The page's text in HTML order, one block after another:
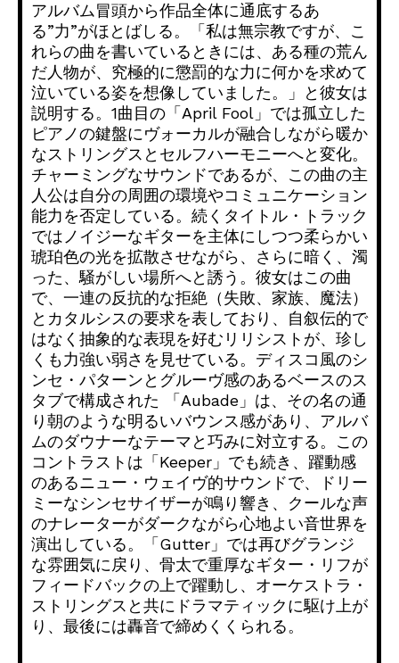
アルバム冒頭から作品全体に通底するあ
る”力”がほとばしる。「 私は無宗教ですが、こ
れらの曲を書いているときには、 ある種の荒ん
だ人物が、 究極的に懲罰的な力に何かを求めて
泣いている姿を想像していました。」と彼女は
説明する。1曲目の「April Fool」 では孤立した
ピアノの鍵盤にヴォーカルが融合しながら暖か
なスト リングスとセルフハーモニーへと変化。
チャーミングなサウンドであるが、 この曲の主
人公は自分の周囲の環境やコミュニケーション
能力を否定している。続くタイトル・
トラック
ではノイジーなギターを主体にしつつ柔らかい
琥珀色の光を拡散させながら、さらに暗く、濁
った、騒がしい場所へと誘う。 彼女はこの曲
で、一連の反抗的な拒絶（失敗、家族、魔法）
とカタルシスの要求を表しており、 自叙伝的で
はなく抽象的な表現を好むリリシストが、 珍し
くも力強い弱さを見せている。ディスコ風のシ
ンセ・ パターンとグルーヴ感のあるベースのス
タブで構成された 「Aubade」は、 その名の通
り朝のような明るいバウンス感があり、 アルバ
ムのダウナーなテーマと巧みに対立する。 この
コントラストは「Keeper」でも続き、 躍動感
のあるニュー・ウェイヴ的サウンドで、
ドリー
ミーなシンセサイザーが鳴り響き、 クールな声
のナレーターがダークながら心地よい音世界を
演出している。「Gutter」では再びグランジ
な雰囲気に戻り、 骨太で重厚なギター・リフが
フィードバックの上で躍動し、 オーケストラ・
ストリングスと共にドラマティックに駆け上が
り、 最後には轟音で締めくくられる。